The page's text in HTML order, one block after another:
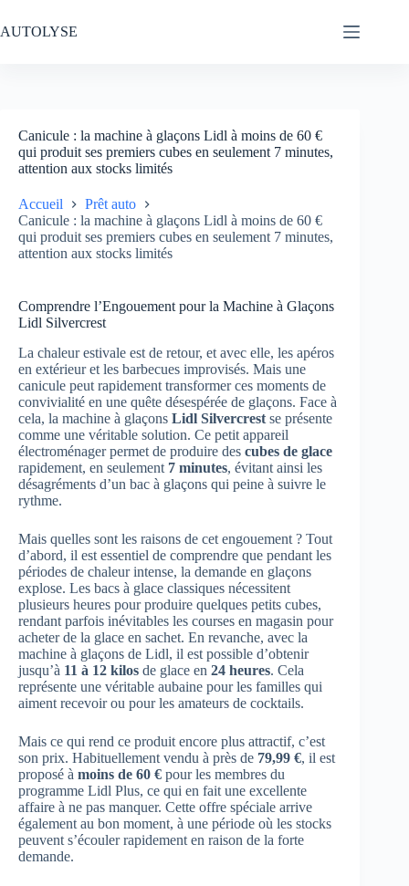
au
contenu
AUTOLYSE
Canicule : la machine à glaçons Lidl à moins de 60 €
qui produit ses premiers cubes en seulement 7 minutes,
attention aux stocks limités
Accueil
Prêt auto
Canicule : la machine à glaçons Lidl à moins de 60 €
qui produit ses premiers cubes en seulement 7 minutes,
attention aux stocks limités
Comprendre l’Engouement pour la Machine à Glaçons
Lidl Silvercrest
La chaleur estivale est de retour, et avec elle, les apéros
en extérieur et les barbecues improvisés. Mais une
canicule peut rapidement transformer ces moments de
convivialité en une quête désespérée de glaçons. Face à
cela, la machine à glaçons Lidl Silvercrest se présente
comme une véritable solution. Ce petit appareil
électroménager permet de produire des cubes de glace
rapidement, en seulement 7 minutes, évitant ainsi les
désagréments d’un bac à glaçons qui peine à suivre le
rythme.
Mais quelles sont les raisons de cet engouement ? Tout
d’abord, il est essentiel de comprendre que pendant les
périodes de chaleur intense, la demande en glaçons
explose. Les bacs à glace classiques nécessitent
plusieurs heures pour produire quelques petits cubes,
rendant parfois inévitables les courses en magasin pour
acheter de la glace en sachet. En revanche, avec la
machine à glaçons de Lidl, il est possible d’obtenir
jusqu’à 11 à 12 kilos de glace en 24 heures. Cela
représente une véritable aubaine pour les familles qui
aiment recevoir ou pour les amateurs de cocktails.
Mais ce qui rend ce produit encore plus attractif, c’est
son prix. Habituellement vendu à près de 79,99 €, il est
proposé à moins de 60 € pour les membres du
programme Lidl Plus, ce qui en fait une excellente
affaire à ne pas manquer. Cette offre spéciale arrive
également au bon moment, à une période où les stocks
peuvent s’écouler rapidement en raison de la forte
demande.